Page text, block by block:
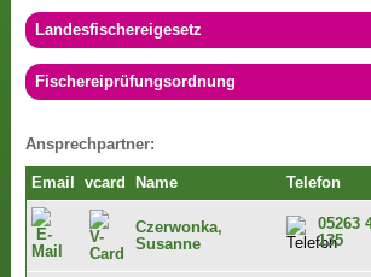
Landesfischereigesetz
Fischereiprüfungsordnung
Ansprechpartner:
Email vcard Name Telefon
Czerwonka,
Susanne
05263
135